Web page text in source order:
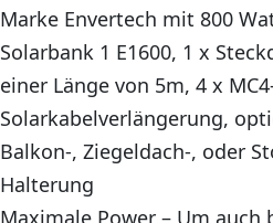
Marke Envertech mit 800
Solarbank 1 E1600, 1 x
einer Länge von 5m, 4 x
Solarkabelverlängerung,
Balkon-, Ziegeldach-, oder
Halterung
Maximale Power – Um auch